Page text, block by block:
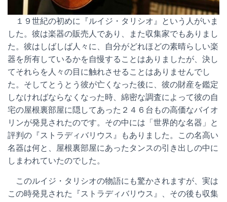
１９世紀の初めに『ルイジ・タリシオ』という人がいま
した。彼は楽器の販売人であり、また収集家でもありまし
た。彼はしばしば人々に、自分がどれほどの素晴らしい楽
器を所有しているかを自慢することはありましたが、決し
てそれらを人々の目に触れさせることはありませんでし
た。そしてとうとう彼が亡くなった後に、彼の財産を鑑定
しなければならなくなった時、綿密な調査によって彼の自
宅の屋根裏部屋に隠してあった２４６台もの高価なバイオ
リンが発見されたのです。その中には「世界的な名器」と
評判の『ストラディバリウス』もありました。この名高い
名器は何と、屋根裏部屋にあったタンスの引き出しの中に
しまわれていたのでした。
このルイジ・タリシオの物語にも驚かされますが、実は
この時発見された『ストラディバリウス』、その後も収集